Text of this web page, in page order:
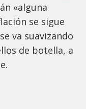
«alguna
se sigue
va suavizando
de botella, a